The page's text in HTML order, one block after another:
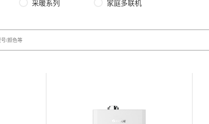
采暖系列 家庭多联机